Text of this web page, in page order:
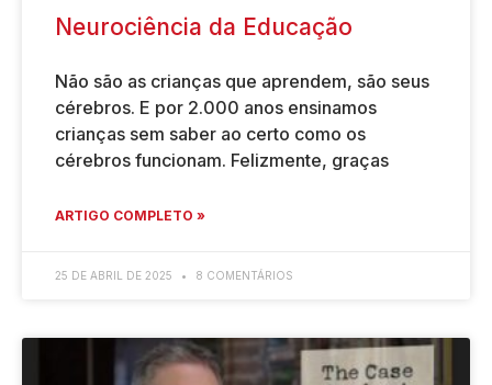
Neurociência da Educação
Não são as crianças que aprendem, são seus
cérebros. E por 2.000 anos ensinamos
crianças sem saber ao certo como os
cérebros funcionam. Felizmente, graças
ARTIGO COMPLETO »
25 DE ABRIL DE 2025 8 COMENTÁRIOS